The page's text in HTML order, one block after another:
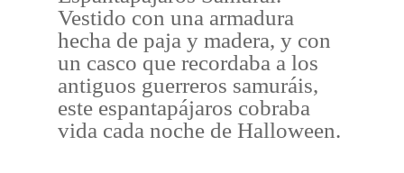
Vestido con una armadura
hecha de paja y madera, y con
un casco que recordaba a los
antiguos guerreros samuráis,
este espantapájaros cobraba
vida cada noche de Halloween.